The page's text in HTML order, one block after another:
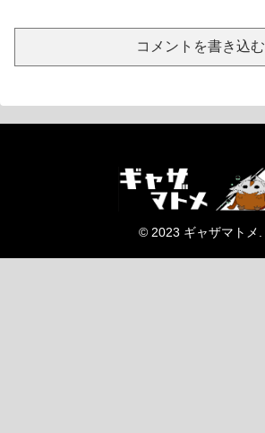
コメントを書き込む
© 2023 ギャザマトメ.